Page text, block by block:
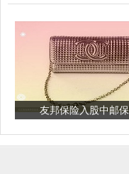
友邦保险入股中邮